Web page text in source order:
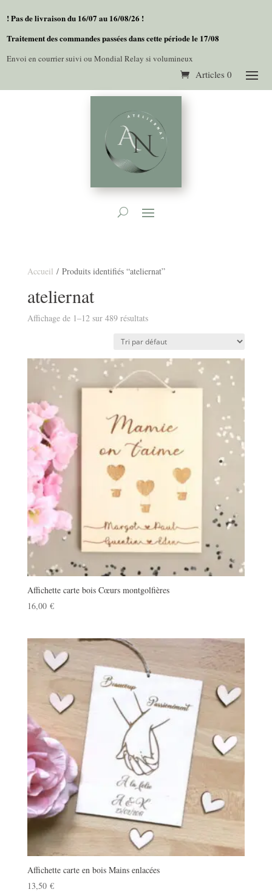
! Pas de livraison du 16/07 au 16/08/26 !
Traitement des commandes passées dans cette période le 17/08
Envoi en courrier suivi ou Mondial Relay si volumineux
Articles 0
Accueil / Produits identifiés “ateliernat”
ateliernat
Affichage de 1–12 sur 489 résultats
Affichette carte bois Cœurs montgolfières
16,00 €
Affichette carte en bois Mains enlacées
13,50 €